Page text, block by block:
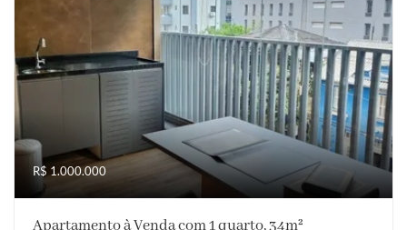
R$ 1.000.000
Apartamento à Venda com 1 quarto, 34m²